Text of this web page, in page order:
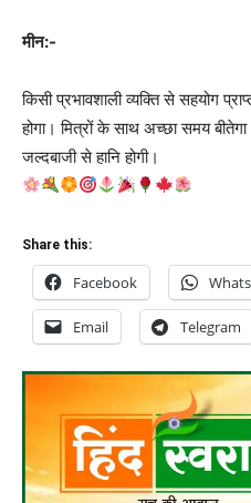
मीन:-
किसी प्रभावशाली व्यक्ति से सहयोग
होगा। मित्रों के साथ अच्‍छा समय
जल्दबाजी से हानि होगी।
Share this:
Facebook
Email Telegram